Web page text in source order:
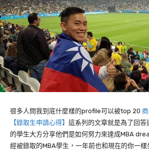
很多人問我到底什麼樣的profile可以被top 20
【錄取生申請心得】 這系列的文章就是為了回答
的學生大方分享他們是如何努力來達成MBA
經被錄取的MBA學生，一年前也和現在的你一樣